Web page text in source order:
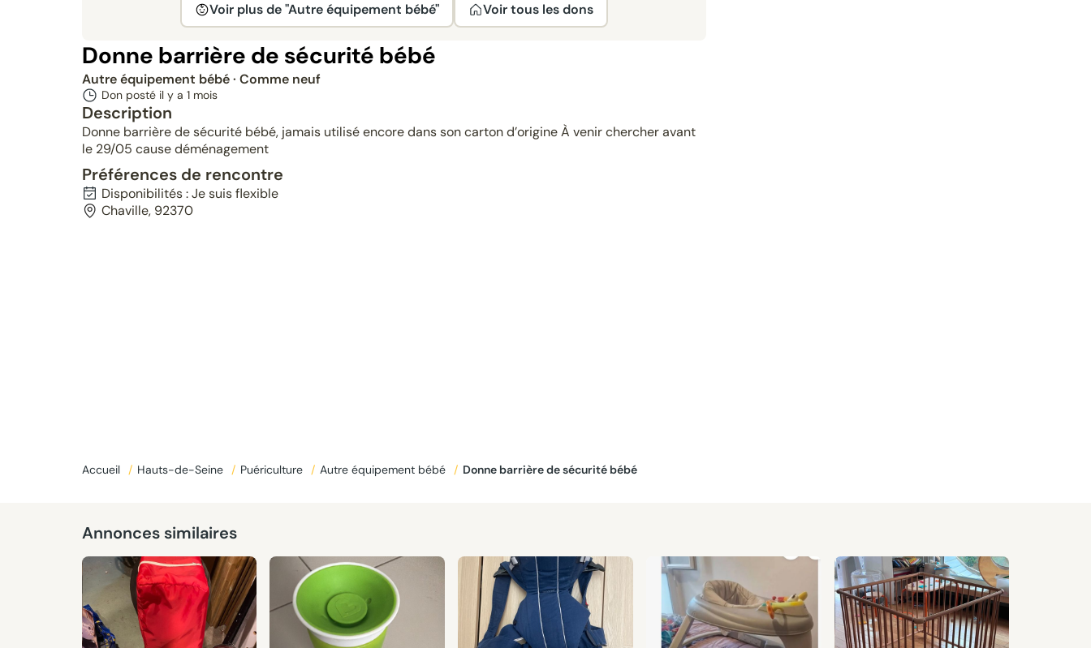
Voir plus de "Autre équipement bébé"
Voir tous les dons
Donne barrière de sécurité bébé
Autre équipement bébé· Comme neuf
Don posté il y a 1 mois
Description
Donne barrière de sécurité bébé, jamais utilisé encore dans son carton d’origine À venir chercher avant
le 29/05 cause déménagement
Préférences de rencontre
Disponibilités : Je suis flexible
Chaville, 92370
Accueil / Hauts-de-Seine / Puériculture / Autre équipement bébé / Donne barrière de sécurité bébé
Annonces similaires